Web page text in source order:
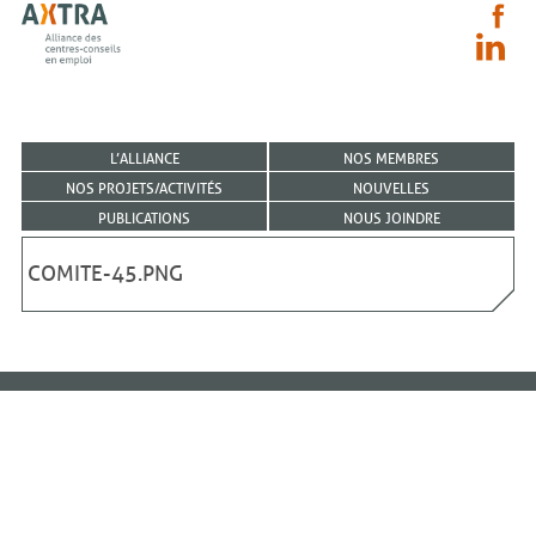
L’ALLIANCE
NOS MEMBRES
NOS PROJETS/ACTIVITÉS
NOUVELLES
PUBLICATIONS
NOUS JOINDRE
COMITE-45.PNG